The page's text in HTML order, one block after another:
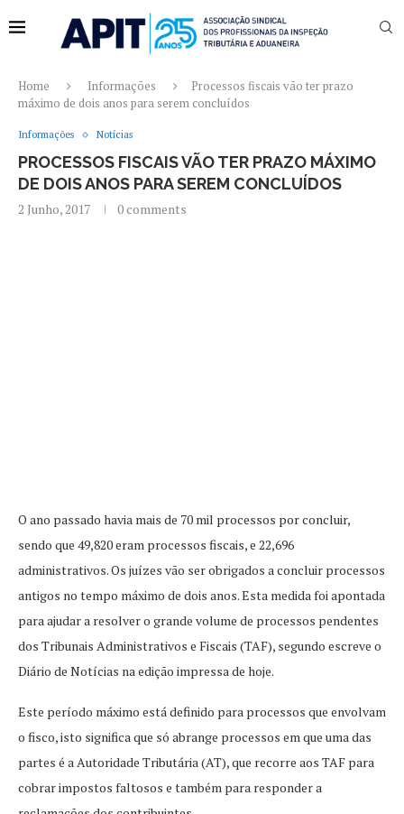
Home Informações
Processos fiscais vão ter prazo
máximo de dois anos para serem concluídos
Informações Notícias
PROCESSOS FISCAIS VÃO TER PRAZO MÁXIMO
DE DOIS ANOS PARA SEREM CONCLUÍDOS
2 Junho, 2017 0 comments
O ano passado havia mais de 70 mil processos por concluir,
sendo que 49,820 eram processos fiscais, e 22,696
administrativos.Os juízes vão ser obrigados a concluir processos
antigos no tempo máximo de dois anos. Esta medida foi apontada
para ajudar a resolver o grande volume de processos pendentes
dos Tribunais Administrativos e Fiscais (TAF), segundo escreve o
Diário de Notícias na edição impressa de hoje.
Este período máximo está definido para processos que envolvam
o fisco, isto significa que só abrange processos em que uma das
partes é a Autoridade Tributária (AT), que recorre aos TAF para
cobrar impostos faltosos e também para responder a